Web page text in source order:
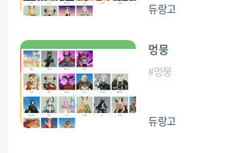
듀랑고
멍뭉
#멍뭉
듀랑고